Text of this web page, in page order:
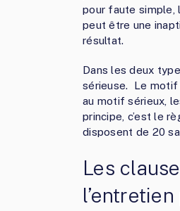
pour faute simple,
peut être une
résultat.
Dans les deux
sérieuse. Le motif
au motif sérieux,
principe, c’est le
disposent de 20
Les